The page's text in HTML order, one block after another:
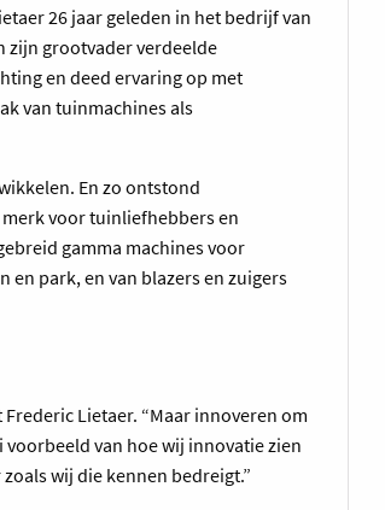
26 jaar geleden in het bedrijf van
zijn grootvader verdeelde
en deed ervaring op met
van tuinmachines als
En zo ontstond
merk voor tuinliefhebbers en
gamma machines voor
park, en van blazers en zuigers
Lietaer. “Maar innoveren om
van hoe wij innovatie zien
wij die kennen bedreigt.”